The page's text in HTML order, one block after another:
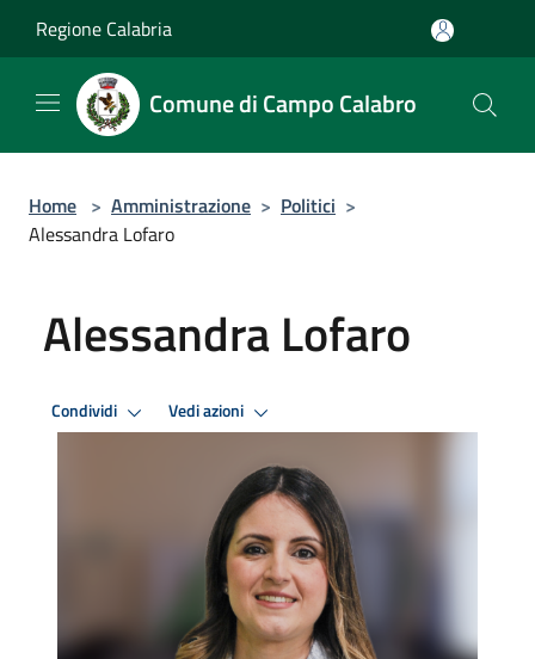
Regione Calabria
Comune di Campo Calabro
Home > Amministrazione > Politici >
Alessandra Lofaro
Alessandra Lofaro
Condividi Vedi azioni